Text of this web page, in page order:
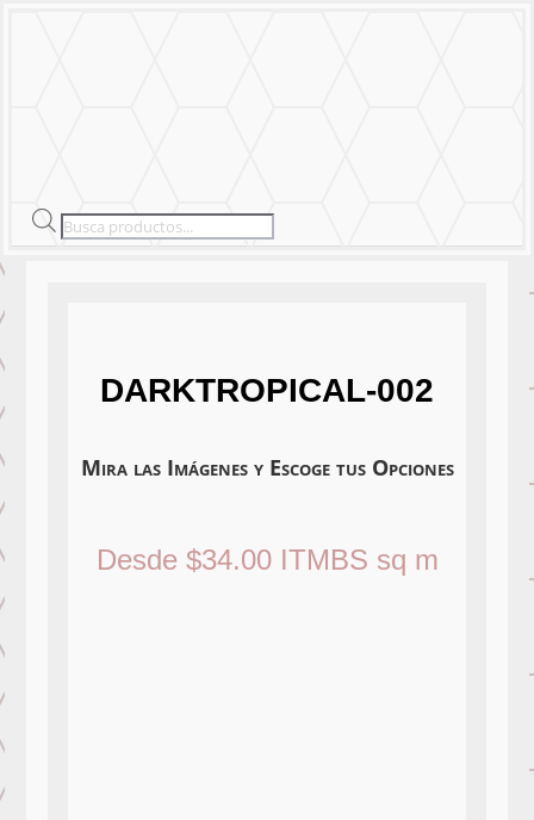
Products
search
DARKTROPICAL-002
Mira las Imágenes y Escoge tus Opciones
Desde $34.00 ITMBS sq m